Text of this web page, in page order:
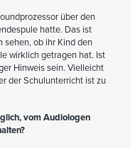
über den
hatte. Das ist
sehen, ob ihr Kind den
wirklich getragen hat. Ist
Hinweis sein. Vielleicht
der Schulunterricht ist zu
vom Audiologen